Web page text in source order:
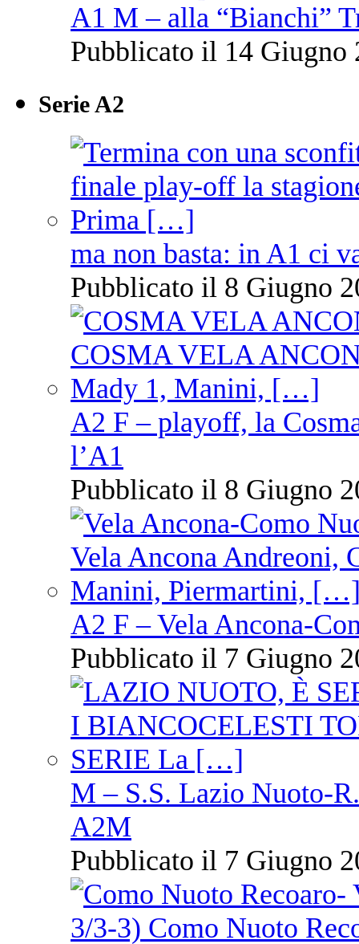
A1 M – alla “Bianchi”
Pubblicato il 14 Giugno
Serie A2
ma non basta: in A1 ci
Pubblicato il 8 Giugno
A2 F – playoff, la
l’A1
Pubblicato il 8 Giugno
A2 F – Vela Ancona-
Pubblicato il 7 Giugno
M – S.S. Lazio Nuoto-
A2M
Pubblicato il 7 Giugno